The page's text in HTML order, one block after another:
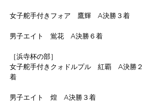
女子舵手付きフォア　鷹輝　A決勝３着
男子エイト　鴬花　A決勝６着
［浜寺杯の部］
女子舵手付きクォドルプル　紅覇　A決勝２
着
男子エイト　煌　A決勝３着